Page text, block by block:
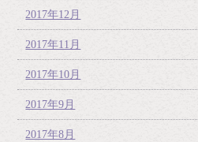
2017年12月
2017年11月
2017年10月
2017年9月
2017年8月